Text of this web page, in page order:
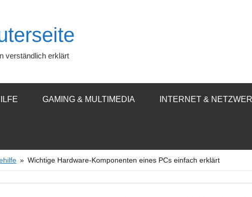
verständlich erklärt
GAMING & MULTIMEDIA INTERNET &
Wichtige Hardware-Komponenten eines PCs einfach erklärt